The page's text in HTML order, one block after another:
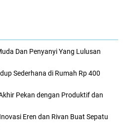
Dan Penyanyi Yang Lulusan
Sederhana di Rumah Rp 400
Pekan dengan Produktif dan
Eren dan Rivan Buat Sepatu